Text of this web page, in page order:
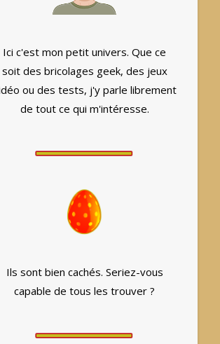
Ici c'est mon petit univers. Que ce
soit des bricolages geek, des jeux
ou des tests, j'y parle librement
de tout ce qui m'intéresse.
Ils sont bien cachés. Seriez-vous
capable de tous les trouver ?